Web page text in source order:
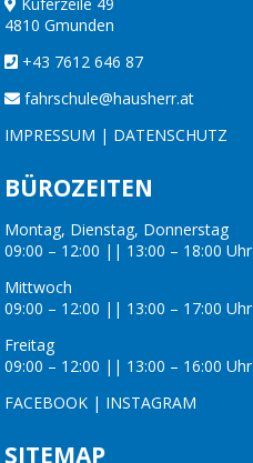
4810 Gmunden
+43 7612 646 87
fahrschule@hausherr.at
IMPRESSUM | DATENSCHUTZ
BÜROZEITEN
Montag, Dienstag, Donnerstag
09:00 – 12:00 || 13:00 – 18:00 Uhr
Mittwoch
09:00 – 12:00 || 13:00 – 17:00 Uhr
Freitag
09:00 – 12:00 || 13:00 – 16:00 Uhr
FACEBOOK | INSTAGRAM
SITEMAP